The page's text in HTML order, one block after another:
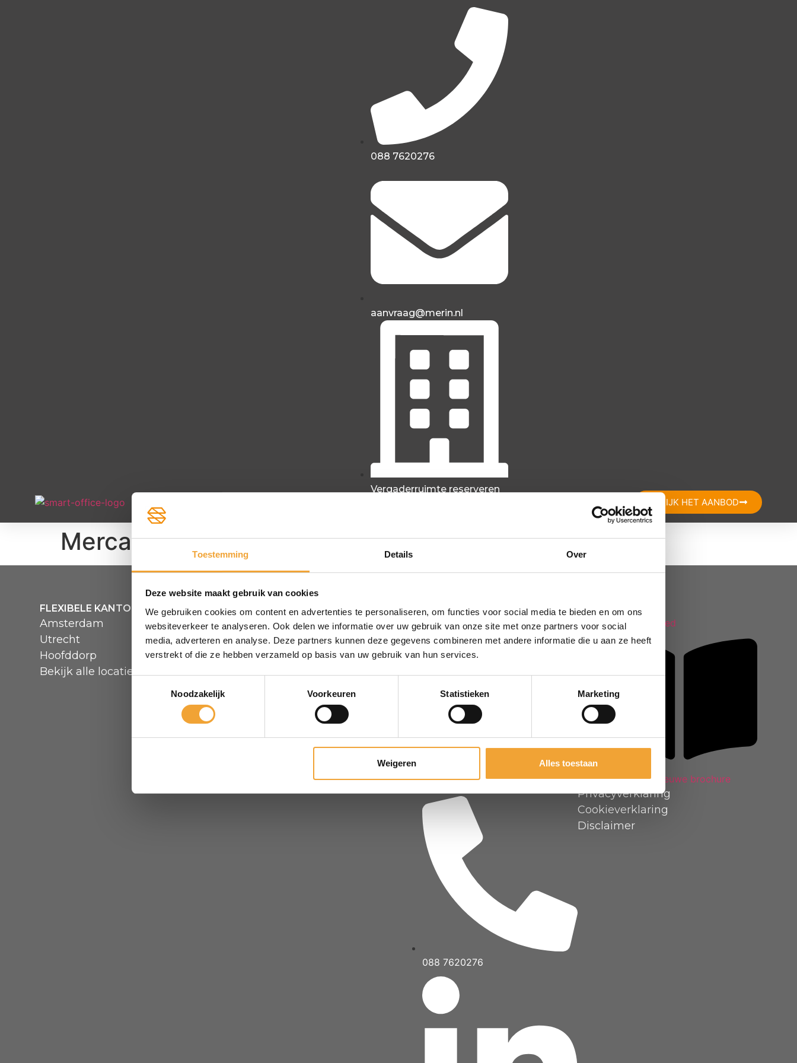
Toestemming Details Over
Deze website maakt gebruik van cookies
We gebruiken cookies om content en advertenties te personaliseren, om functies voor social media te bieden en om ons
websiteverkeer te analyseren. Ook delen we informatie over uw gebruik van onze site met onze partners voor social
media, adverteren en analyse. Deze partners kunnen deze gegevens combineren met andere informatie die u aan ze heeft
verstrekt of die ze hebben verzameld op basis van uw gebruik van hun services.
Noodzakelijk
Voorkeuren Statistieken Marketing
Weigeren Alles toestaan
088 7620276
aanvraag@merin.nl
Vergaderruimte reserveren
BEKIJK HET AANBOD
Mercatorlaan 3.11
FLEXIBELE KANTOORRUIMTE
Amsterdam
Utrecht
Hoofddorp
Bekijk alle locaties
MENU
Over Smart Office
Hoe het werkt
Veelgestelde vragen
CONTACT
aanvraag@merin.nl
088 7620276
POWERED BY
Bekijk onze nieuwe brochure
Privacyverklaring
Cookieverklaring
Disclaimer